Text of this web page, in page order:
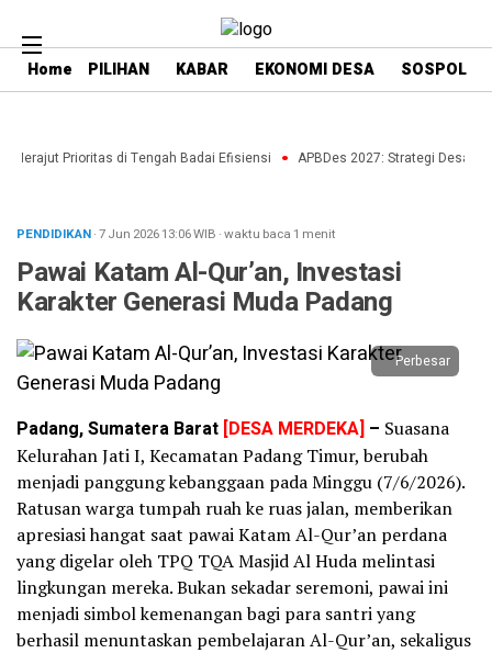
Home PILIHAN KABAR EKONOMI DESA SOSPOL
Prioritas di Tengah Badai Efisiensi APBDes 2027: Strategi Desa
PENDIDIKAN· 7 Jun 202613:06WIB ·waktu baca 1 menit
Pawai Katam Al-Qur’an, Investasi
Karakter Generasi Muda Padang
Perbesar
Padang, Sumatera Barat [DESA MERDEKA] – Suasana
Kelurahan Jati I, Kecamatan Padang Timur, berubah
menjadi panggung kebanggaan pada Minggu (7/6/2026).
Ratusan warga tumpah ruah ke ruas jalan, memberikan
apresiasi hangat saat pawai Katam Al-Qur’an perdana
yang digelar oleh TPQ TQA Masjid Al Huda melintasi
lingkungan mereka. Bukan sekadar seremoni, pawai ini
menjadi simbol kemenangan bagi para santri yang
berhasil menuntaskan pembelajaran Al-Qur’an, sekaligus